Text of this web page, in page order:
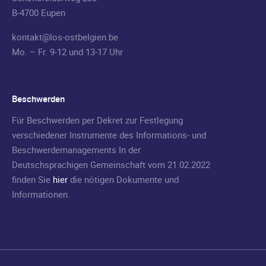
B-4700 Eupen
kontakt@los-ostbelgien.be
Mo. – Fr. 9-12 und 13-17 Uhr
Beschwerden
Für Beschwerden per Dekret zur Festlegung
verschiedener Instrumente des Informations- und
Beschwerdemanagements In der
Deutschsprachigen Gemeinschaft vom 21.02.2022
finden Sie hier die nötigen Dokumente und
Informationen.